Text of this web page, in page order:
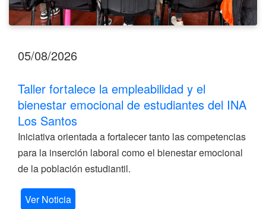
05/08/2026
Taller fortalece la empleabilidad y el
bienestar emocional de estudiantes del INA
Los Santos
Iniciativa orientada a fortalecer tanto las competencias
para la inserción laboral como el bienestar emocional
de la población estudiantil.
Ver Noticia